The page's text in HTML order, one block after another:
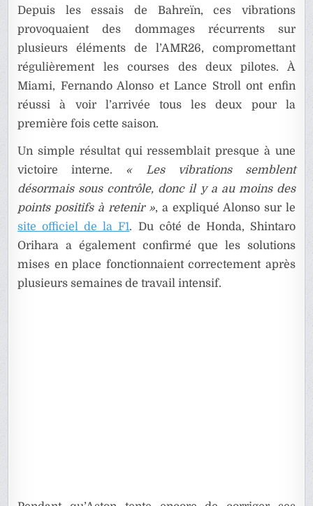
Depuis les essais de Bahreïn, ces vibrations
provoquaient des dommages récurrents sur
plusieurs éléments de l’AMR26, compromettant
régulièrement les courses des deux pilotes. À
Miami, Fernando Alonso et Lance Stroll ont enfin
réussi à voir l’arrivée tous les deux pour la
première fois cette saison.
Un simple résultat qui ressemblait presque à une
victoire interne. « Les vibrations semblent
désormais sous contrôle, donc il y a au moins des
points positifs à retenir », a expliqué Alonso sur le
site officiel de la F1. Du côté de Honda, Shintaro
Orihara a également confirmé que les solutions
mises en place fonctionnaient correctement après
plusieurs semaines de travail intensif.